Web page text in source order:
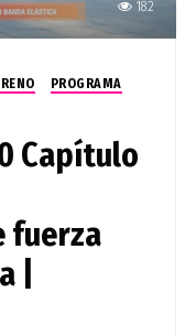
182
PROGRAMA
Capítulo
fuerza
|